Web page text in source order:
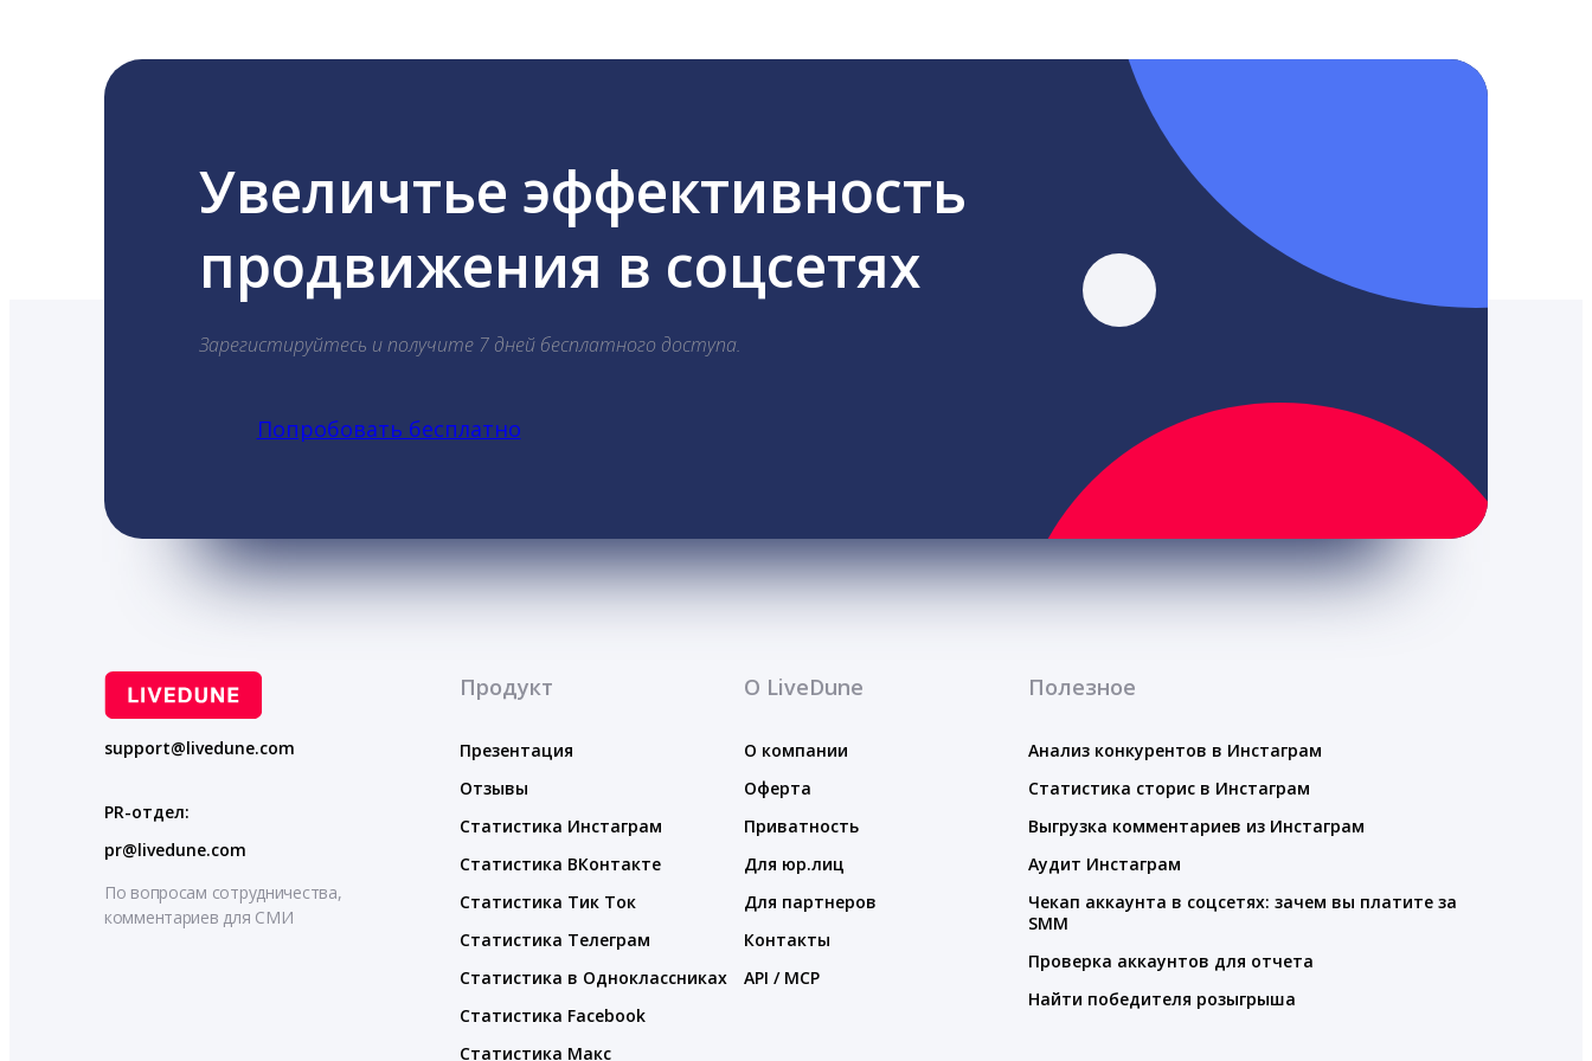
Увеличтье эффективность
продвижения в соцсетях
Зарегистируйтесь и получите 7 дней бесплатного доступа.
Попробовать бесплатно
support@livedune.com
PR-отдел:
pr@livedune.com
По вопросам сотрудничества,
комментариев для СМИ
Продукт
Презентация
Отзывы
Статистика Инстаграм
Статистика ВКонтакте
Статистика Тик Ток
Статистика Телеграм
Статистика в Одноклассниках
Статистика Facebook
Статистика Макс
О LiveDune
О компании
Оферта
Приватность
Для юр.лиц
Для партнеров
Контакты
API / MCP
Полезное
Анализ конкурентов в Инстаграм
Статистика сторис в Инстаграм
Выгрузка комментариев из Инстаграм
Аудит Инстаграм
Чекап аккаунта в соцсетях: зачем вы платите за
SMM
Проверка аккаунтов для отчета
Найти победителя розыгрыша